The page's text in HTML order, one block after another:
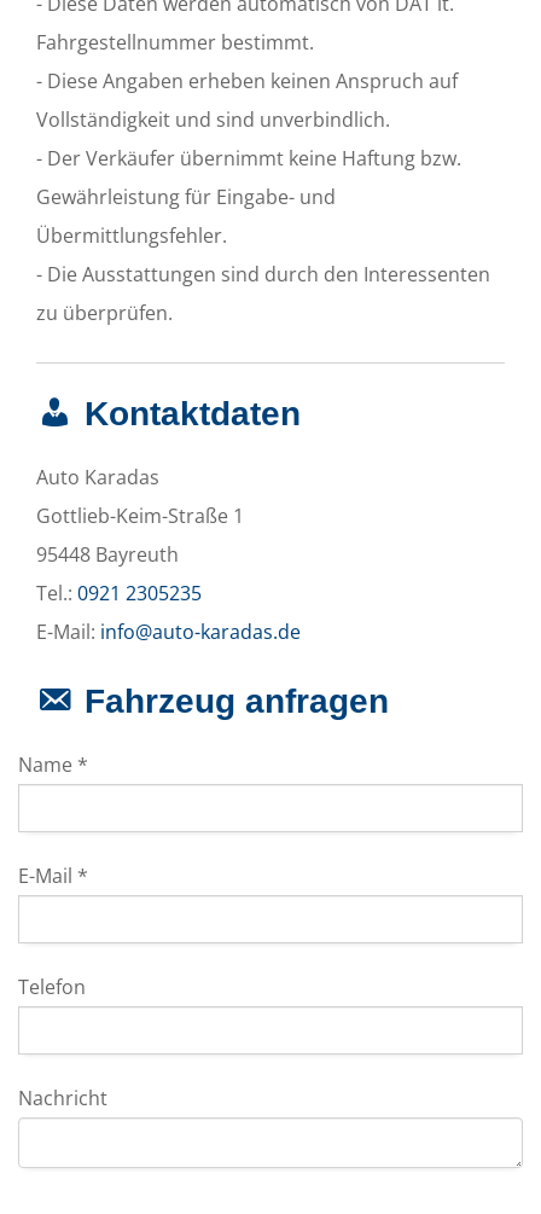
Fahrgestellnummer bestimmt.
- Diese Angaben erheben keinen Anspruch auf
Vollständigkeit und sind unverbindlich.
- Der Verkäufer übernimmt keine Haftung bzw.
Gewährleistung für Eingabe- und
Übermittlungsfehler.
- Die Ausstattungen sind durch den Interessenten
zu überprüfen.
Kontaktdaten
Auto Karadas
Gottlieb-Keim-Straße 1
95448 Bayreuth
Tel.: 0921 2305235
E-Mail: info@auto-karadas.de
Fahrzeug anfragen
Name *
E-Mail *
Telefon
Nachricht